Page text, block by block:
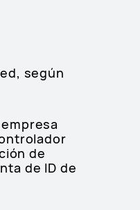
según
de
de ID de